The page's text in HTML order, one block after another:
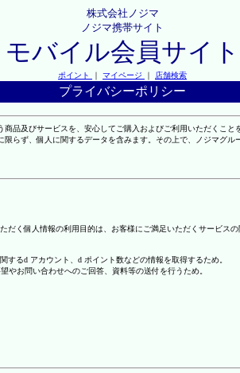
株式会社ノジマ
ノジマ携帯サイト
モバイル会員サイト
ポイント ｜ マイページ ｜ 店舗検索
プライバシーポリシー
品及びサービスを、安心してご購入およびご利用いただくこ
らず、個人に関するデータを含みます。その上で、ノジマグ
く個人情報の利用目的は、お客様にご満足いただくサービス
るd アカウント、d ポイント数などの情報を取得するため。
やお問い合わせへのご回答、資料等の送付を行うため。